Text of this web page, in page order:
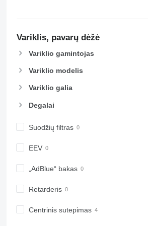
Variklis, pavarų dėžė
Variklio gamintojas
Variklio modelis
Variklio galia
Degalai
Suodžių filtras
EEV
„AdBlue“ bakas
Retarderis
Centrinis sutepimas